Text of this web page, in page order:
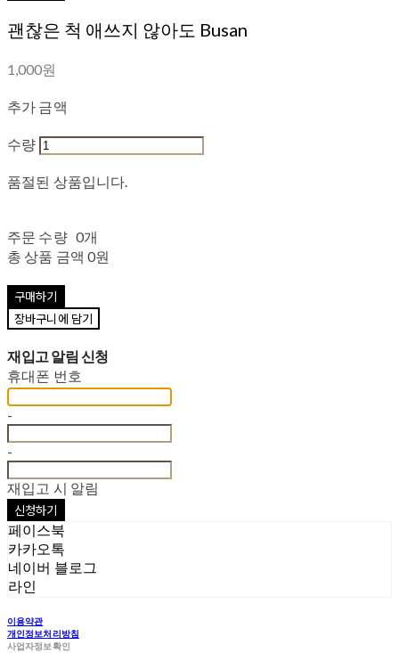
괜찮은 척 애쓰지 않아도 Busan
1,000원
추가 금액
수량
품절된 상품입니다.
주문 수량 0개
총 상품 금액 0원
구매하기
장바구니에 담기
재입고 알림 신청
휴대폰 번호
-
-
재입고 시 알림
신청하기
페이스북
카카오톡
네이버 블로그
라인
이용약관
개인정보처리방침
사업자정보확인